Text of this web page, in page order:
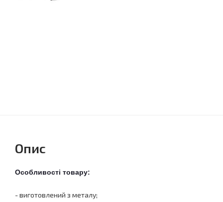
Опис
Особливості товару:
- виготовлений з металу;